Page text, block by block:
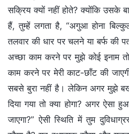
सक्रिय क्यों नहीं होते? क्योंकि उसके
हैं, तुम्हें लगता है, “अगुआ होना
तलवार की धार पर चलने या बर्फ की
अच्छा काम करने पर मुझे कोई इनाम
काम करने पर मेरी काट-छाँट की
सबसे बुरा नहीं है। लेकिन अगर मुझे
दिया गया तो क्या होगा? अगर ऐसा
जाएगा?” ऐसी स्थिति में तुम